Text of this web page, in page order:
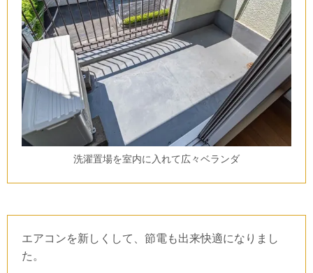
洗濯置場を室内に入れて広々ベランダ
エアコンを新しくして、節電も出来快適になりまし
た。